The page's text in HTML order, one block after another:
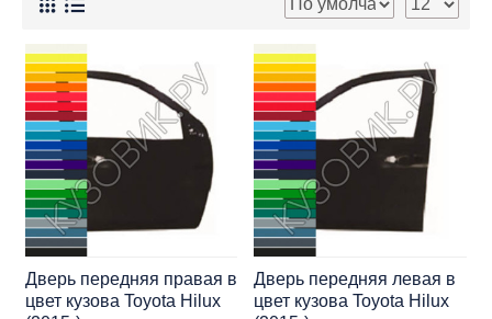
Дверь передняя правая в
цвет кузова Toyota Hilux
Дверь передняя левая в
цвет кузова Toyota Hilux